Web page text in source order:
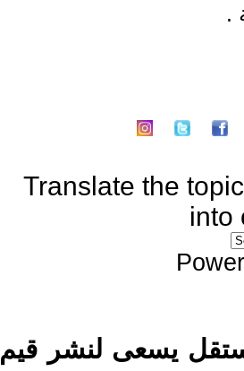
.
Translate the topic
into
يسعى لنشر قيم